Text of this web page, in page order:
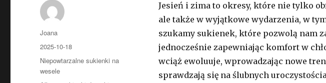
Jesień i zima to okresy, które nie tylko
ale także w wyjątkowe wydarzenia, w
szukamy sukienek, które pozwolą nam
jednocześnie zapewniając komfort w
wciąż ewoluuje, wprowadzając nowe
sprawdzają się na ślubnych
Autor
Joana
Opublikowano
2025-10-18
Kategorie
Niepowtarzalne sukienki na
wesele